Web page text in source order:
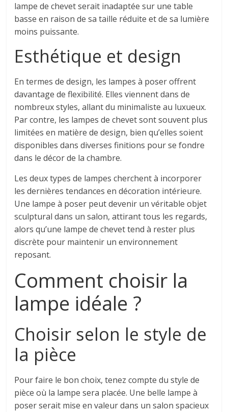
lampe de chevet serait inadaptée sur une table
basse en raison de sa taille réduite et de sa lumière
moins puissante.
Esthétique et design
En termes de design, les lampes à poser offrent
davantage de flexibilité. Elles viennent dans de
nombreux styles, allant du minimaliste au luxueux.
Par contre, les lampes de chevet sont souvent plus
limitées en matière de design, bien qu’elles soient
disponibles dans diverses finitions pour se fondre
dans le décor de la chambre.
Les deux types de lampes cherchent à incorporer
les dernières tendances en décoration intérieure.
Une lampe à poser peut devenir un véritable objet
sculptural dans un salon, attirant tous les regards,
alors qu’une lampe de chevet tend à rester plus
discrète pour maintenir un environnement
reposant.
Comment choisir la
lampe idéale ?
Choisir selon le style de
la pièce
Pour faire le bon choix, tenez compte du style de
pièce où la lampe sera placée. Une belle lampe à
poser serait mise en valeur dans un salon spacieux